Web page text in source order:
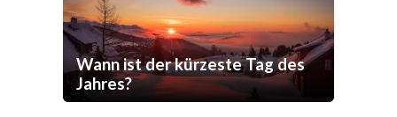
Wann ist der kürzeste Tag des
Jahres?